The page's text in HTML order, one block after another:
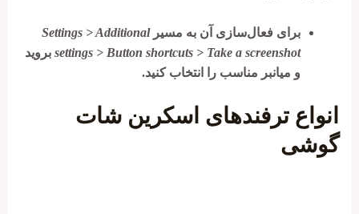
برای فعال‌سازی آن به مسیرSettings > Additional
settings > Button shortcuts > Take a screenshotبروید
و میانبر مناسب را انتخاب کنید.
انواع ترفندهای اسکرین شات
گوشی